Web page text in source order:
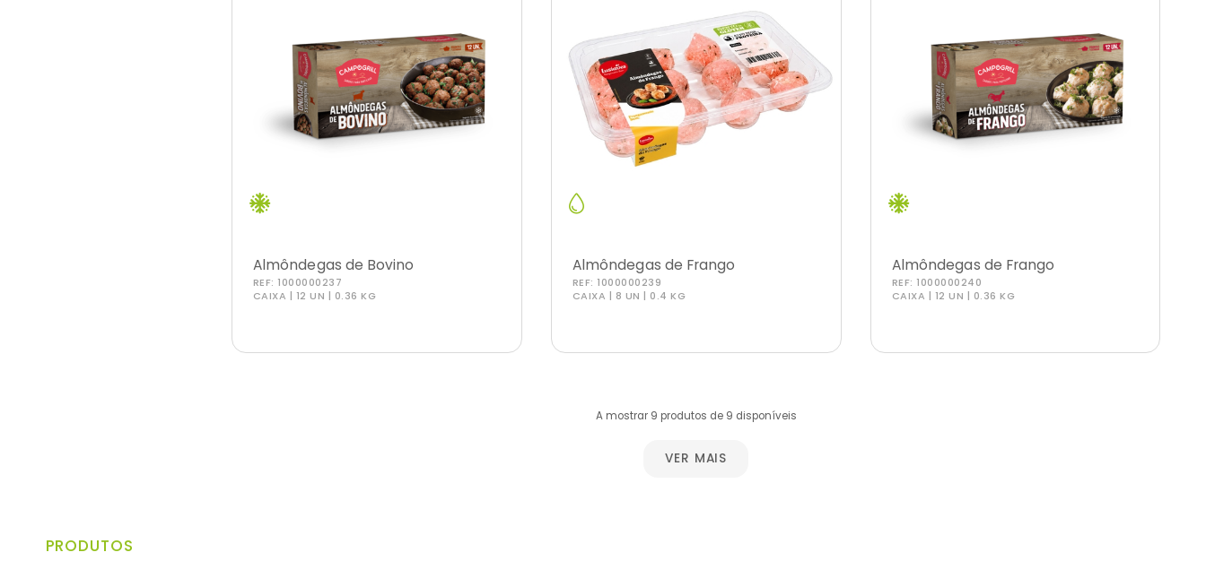
Almôndegas de Bovino
REF:1000000237
CAIXA | 12 UN | 0.36 KG
Almôndegas de Frango
REF:1000000239
CAIXA | 8 UN | 0.4 KG
Almôndegas de Frango
REF:1000000240
CAIXA | 12 UN | 0.36 KG
A mostrar 9 produtos de 9 disponíveis
VER MAIS
PRODUTOS